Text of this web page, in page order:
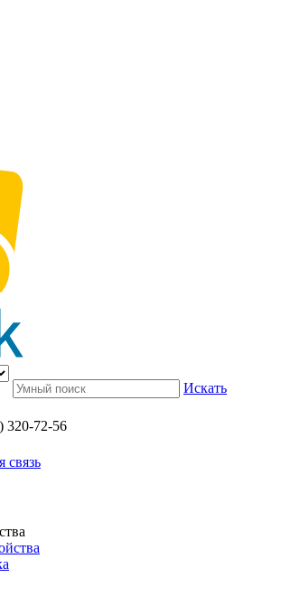
Искать
320-72-56
связь